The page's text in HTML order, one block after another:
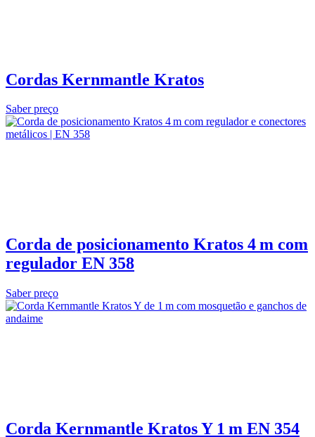
Cordas Kernmantle Kratos
Saber preço
Corda de posicionamento Kratos 4 m com
regulador EN 358
Saber preço
Corda Kernmantle Kratos Y 1 m EN 354